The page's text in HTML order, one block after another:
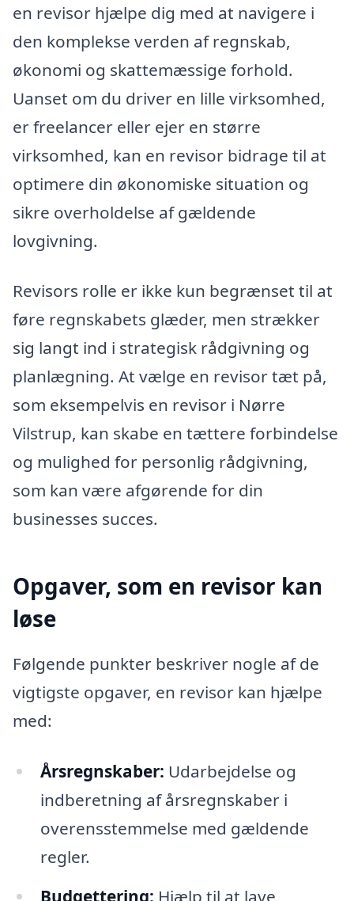
en revisor hjælpe dig med at navigere i
den komplekse verden af regnskab,
økonomi og skattemæssige forhold.
Uanset om du driver en lille virksomhed,
er freelancer eller ejer en større
virksomhed, kan en revisor bidrage til at
optimere din økonomiske situation og
sikre overholdelse af gældende
lovgivning.
Revisors rolle er ikke kun begrænset til at
føre regnskabets glæder, men strækker
sig langt ind i strategisk rådgivning og
planlægning. At vælge en revisor tæt på,
som eksempelvis en revisor i Nørre
Vilstrup, kan skabe en tættere forbindelse
og mulighed for personlig rådgivning,
som kan være afgørende for din
businesses succes.
Opgaver, som en revisor kan
løse
Følgende punkter beskriver nogle af de
vigtigste opgaver, en revisor kan hjælpe
med:
Årsregnskaber: Udarbejdelse og
indberetning af årsregnskaber i
overensstemmelse med gældende
regler.
Budgettering: Hjælp til at lave